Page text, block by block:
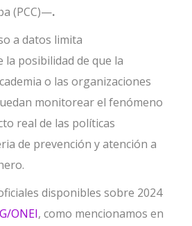
(PCC)—.
a datos limita
la posibilidad de que la
o las organizaciones
monitorear el fenómeno
real de las políticas
de prevención y atención a
disponibles sobre 2024
ONEI, como mencionamos en